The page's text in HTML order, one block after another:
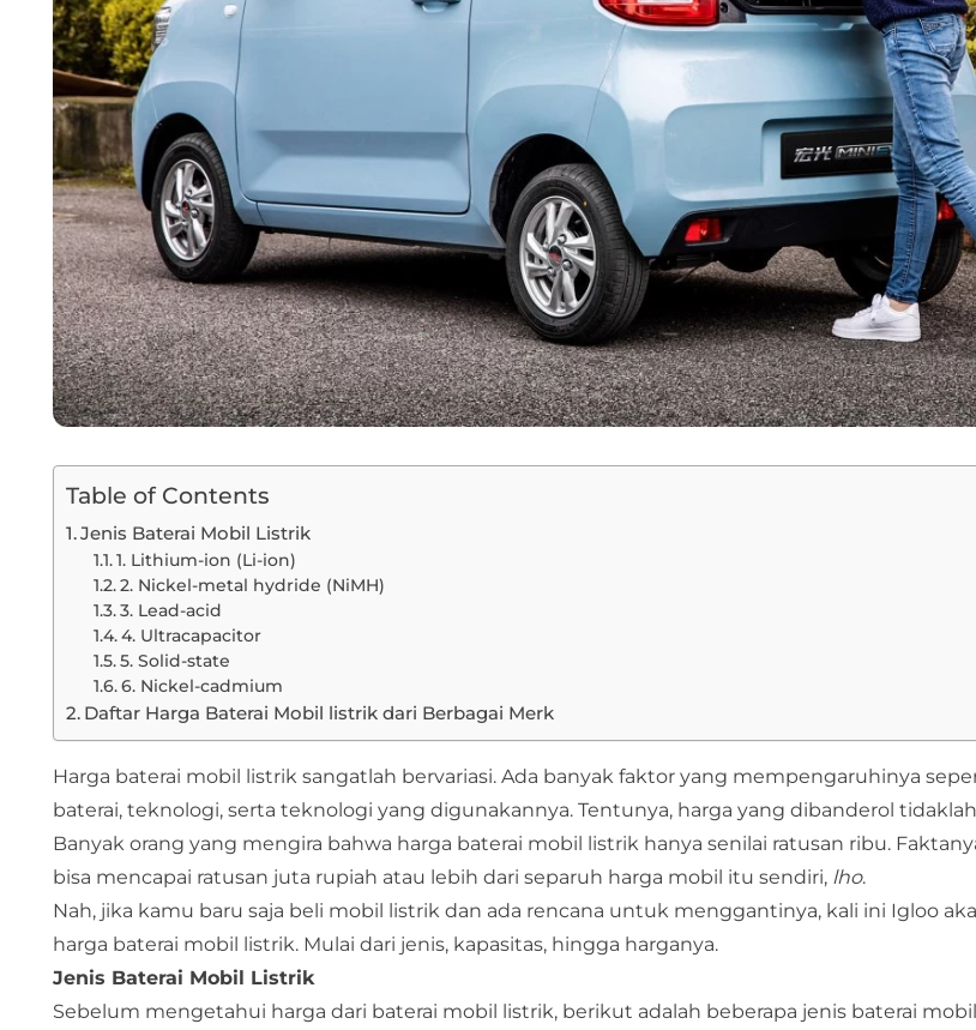
Table of Contents
Jenis Baterai Mobil Listrik
1. Lithium-ion (Li-ion)
2. Nickel-metal hydride (NiMH)
3. Lead-acid
4. Ultracapacitor
5. Solid-state
6. Nickel-cadmium
Daftar Harga Baterai Mobil listrik dari Berbagai Merk
Harga baterai mobil listrik sangatlah bervariasi. Ada banyak faktor yang mempengaruhinya
baterai, teknologi, serta teknologi yang digunakannya. Tentunya, harga yang dibanderol
Banyak orang yang mengira bahwa harga baterai mobil listrik hanya senilai ratusan ribu.
bisa mencapai ratusan juta rupiah atau lebih dari separuh harga mobil itu sendiri, lho.
Nah, jika kamu baru saja beli mobil listrik dan ada rencana untuk menggantinya, kali ini Igloo
harga baterai mobil listrik. Mulai dari jenis, kapasitas, hingga harganya.
Jenis Baterai Mobil Listrik
Sebelum mengetahui harga dari baterai mobil listrik, berikut adalah beberapa jenis baterai